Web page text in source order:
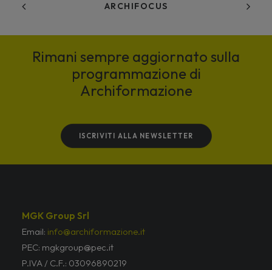
ARCHIFOCUS
Rimani sempre aggiornato sulla
programmazione di
Archiformazione
ISCRIVITI ALLA NEWSLETTER
MGK Group Srl
Email: info@archiformazione.it
PEC: mgkgroup@pec.it
P.IVA / C.F.: 03096890219